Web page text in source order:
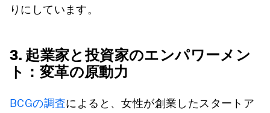
りにしています。
3. 起業家と投資家のエンパワーメン
ト：変革の原動力
BCGの調査によると、女性が創業したスタートア